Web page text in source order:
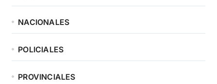
NACIONALES
POLICIALES
PROVINCIALES